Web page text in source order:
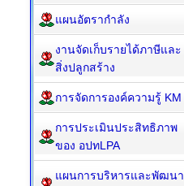
แผนอัตรากำลัง
งานจัดเก็บรายได้ภาษีและ
สิ่งปลูกสร้าง
การจัดการองค์ความรู้ KM
การประเมินประสิทธิภาพ
ของ อปทLPA
แผนการบริหารและพัฒนา